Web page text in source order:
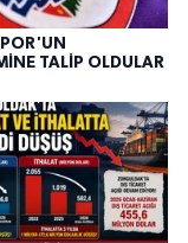
TALİP OLDULAR